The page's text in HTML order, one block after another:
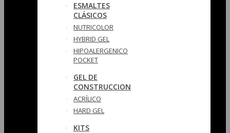
ESMALTES
CLÁSICOS
NUTRICOLOR
HYBRID GEL
HIPOALERGENICO
POCKET
GEL DE
CONSTRUCCION
ACRÍLICO
HARD GEL
KITS